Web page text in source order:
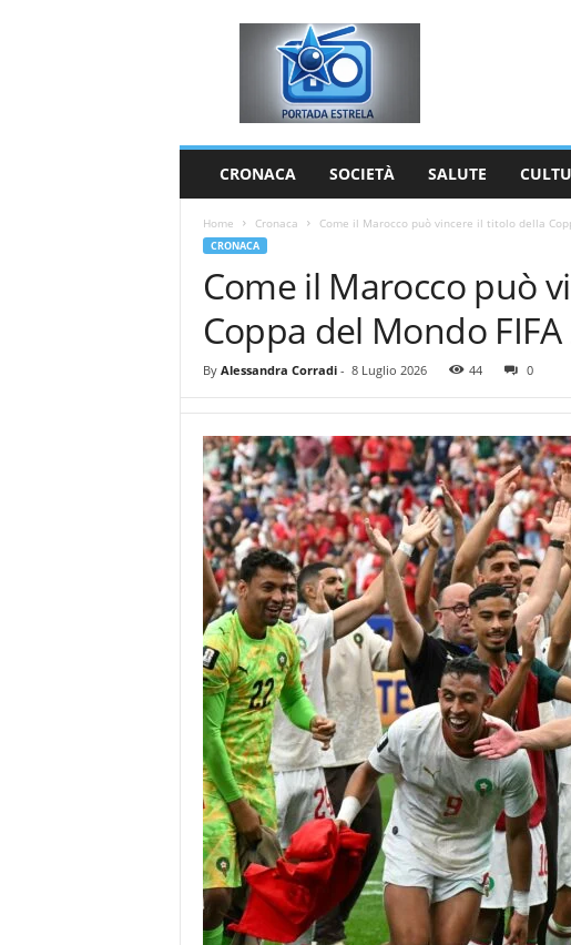
CRONACA SOCIETÀ SALUTE
Home Cronaca Come il Marocco può vincere il titolo della
CRONACA
Come il Marocco può
Coppa del Mondo FIFA
By Alessandra Corradi- 8 Luglio 2026 44 0